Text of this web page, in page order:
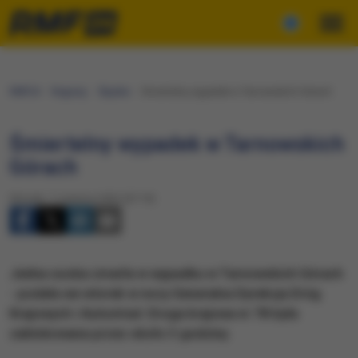
Śmiertelny wypadek w Tarnowskich
Górach